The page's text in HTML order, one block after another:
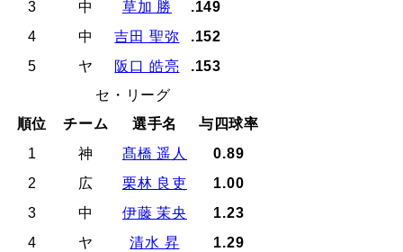
3 中 草加 勝
.149
4
中 吉田 聖弥
.152
5
ヤ 阪口 皓亮
.153
セ・リーグ
順位
チーム 選手名
与四球率
1
神 髙橋 遥人
0.89
2
広 栗林 良吏
1.00
3
中 伊藤 茉央
1.23
4
ヤ 清水 昇
1.29